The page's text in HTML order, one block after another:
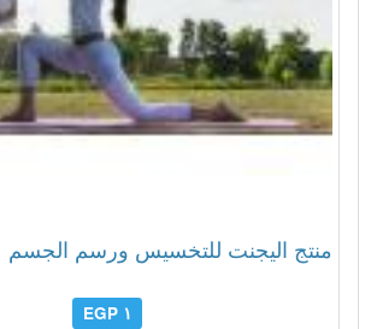
منتج اليجنت للتخسيس ورسم الجسم
١ EGP